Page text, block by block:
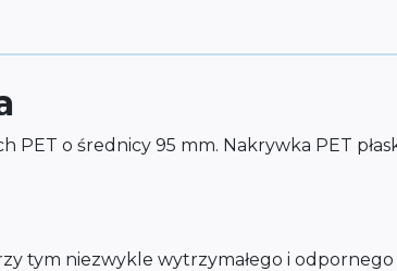
PET o średnicy 95 mm. Nakrywka PET
tym niezwykle wytrzymałego i